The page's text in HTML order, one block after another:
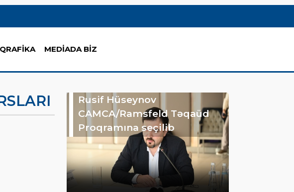
MEDİADA BİZ
Rusif Hüseynov
CAMCA/Ramsfeld Təqaüd
Proqramına seçilib